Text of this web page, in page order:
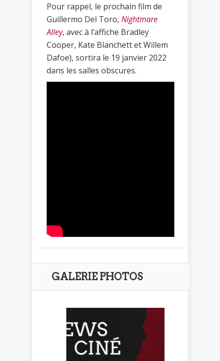
Pour rappel, le prochain film de
Guillermo Del Toro, Nightmare
Alley, avec à l’affiche Bradley
Cooper, Kate Blanchett et Willem
Dafoe), sortira le 19 janvier 2022
dans les salles obscures.
GALERIE PHOTOS